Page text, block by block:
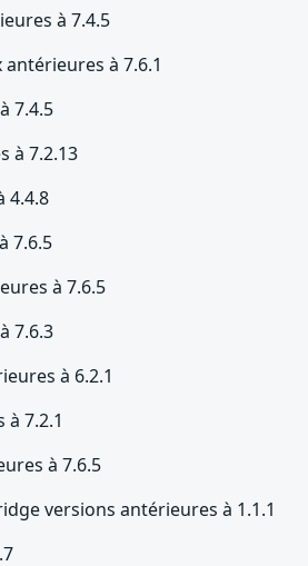
à 7.4.5
à 7.6.1
7.4.5
à 7.2.13
4.4.8
7.6.5
à 7.6.5
7.6.3
à 6.2.1
7.2.1
à 7.6.5
versions antérieures à 1.1.1